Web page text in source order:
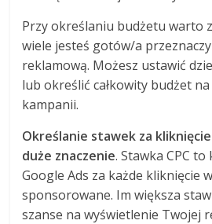
Przy określaniu budżetu warto
wiele jesteś gotów/a
reklamową. Możesz ustawić
lub określić całkowity budżet
kampanii.
Określanie stawek za
duże znaczenie. Stawka CPC
Google Ads za każde kliknięcie
sponsorowane. Im większa
szanse na wyświetlenie Twojej